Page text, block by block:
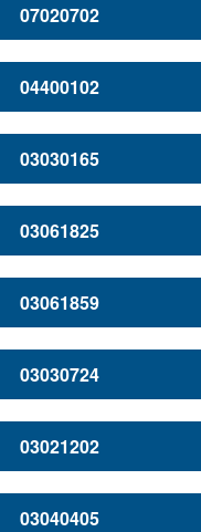
07020702
04400102
03030165
03061825
03061859
03030724
03021202
03040405